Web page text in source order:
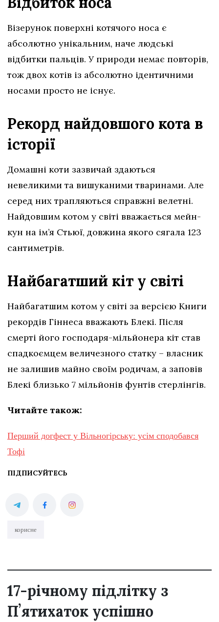
Візерунок поверхні котячого носа є
абсолютно унікальним, наче людські
відбитки пальців. У природи немає повторів,
тож двох котів із абсолютно ідентичними
носами просто не існує.
Рекорд найдовшого кота в
історії
Домашні коти зазвичай здаються
невеликими та вишуканими тваринами. Але
серед них трапляються справжні велетні.
Найдовшим котом у світі вважається мейн-
кун на ім’я Стьюї, довжина якого сягала 123
сантиметрів.
Найбагатший кіт у світі
Найбагатшим котом у світі за версією Книги
рекордів Гіннеса вважають Блекі. Після
смерті його господаря-мільйонера кіт став
спадкоємцем величезного статку – власник
не залишив майно своїм родичам, а заповів
Блекі близько 7 мільйонів фунтів стерлінгів.
Читайте також:
Перший догфест у Вільногірську: усім сподобався
Тофі
ПІДПИСУЙТЕСЬ
корисне
17-річному підлітку з
Пʼятихаток успішно